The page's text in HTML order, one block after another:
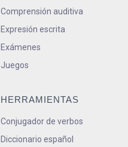
Comprensión auditiva
Expresión escrita
Exámenes
Juegos
HERRAMIENTAS
Conjugador de verbos
Diccionario español